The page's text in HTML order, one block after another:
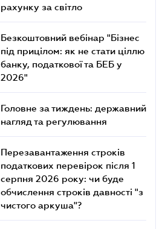
рахунку за світло
Безкоштовний вебінар "Бізнес
під прицілом: як не стати ціллю
банку, податкової та БЕБ у
2026"
Головне за тиждень: державний
нагляд та регулювання
Перезавантаження строків
податкових перевірок після 1
серпня 2026 року: чи буде
обчислення строків давності "з
чистого аркуша"?